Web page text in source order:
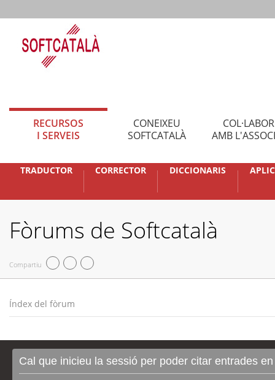
RECURSOS
I SERVEIS
CONEIXEU
SOFTCATALÀ
AMB
TRADUCTOR CORRECTOR DICCIONARIS
Fòrums de Softcatalà
Compartiu
Índex del fòrum
Cal que inicieu la sessió per poder citar entrades